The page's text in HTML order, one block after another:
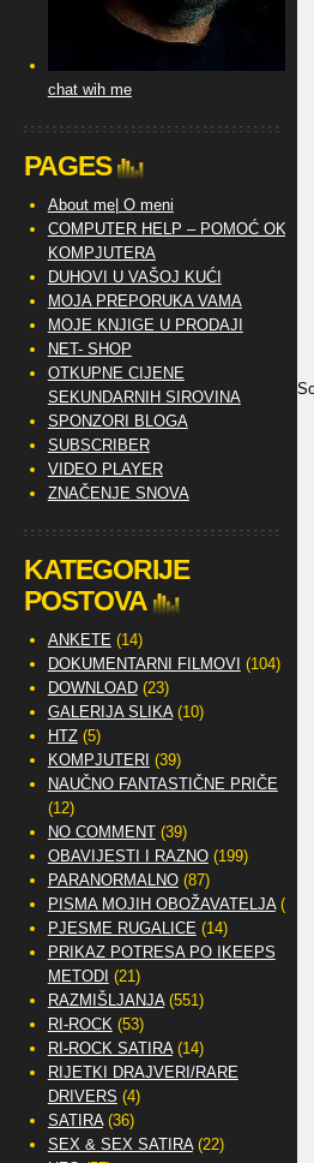
chat wih me
PAGES
About me| O meni
COMPUTER HELP – POMOĆ OKO
KOMPJUTERA
DUHOVI U VAŠOJ KUĆI
MOJA PREPORUKA VAMA
MOJE KNJIGE U PRODAJI
NET- SHOP
OTKUPNE CIJENE
SEKUNDARNIH SIROVINA
SPONZORI BLOGA
SUBSCRIBER
VIDEO PLAYER
ZNAČENJE SNOVA
KATEGORIJE
POSTOVA
ANKETE (14)
DOKUMENTARNI FILMOVI (104)
DOWNLOAD(23)
GALERIJA SLIKA(10)
HTZ(5)
KOMPJUTERI (39)
NAUČNO FANTASTIČNE PRIČE
(12)
NO COMMENT(39)
OBAVIJESTI I RAZNO(199)
PARANORMALNO(87)
PISMA MOJIH OBOŽAVATELJA(2)
PJESME RUGALICE (14)
PRIKAZ POTRESA PO IKEEPS
METODI (21)
RAZMIŠLJANJA(551)
RI-ROCK(53)
RI-ROCK SATIRA(14)
RIJETKI DRAJVERI/RARE
DRIVERS (4)
SATIRA(36)
SEX & SEX SATIRA(22)